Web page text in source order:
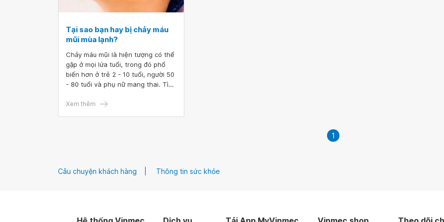
Tại sao bạn hay bị chảy máu
mũi mùa lạnh?
Chảy máu mũi là hiện tượng có thể
gặp ở mọi lứa tuổi, trong đó phổ
biến hơn ở trẻ 2 - 10 tuổi, người 50
- 80 tuổi và phụ nữ mang thai. Tình
thường gặp hơn các mùa khác
Xem thêm
1
Câu chuyện khách hàng Thông tin sức khỏe